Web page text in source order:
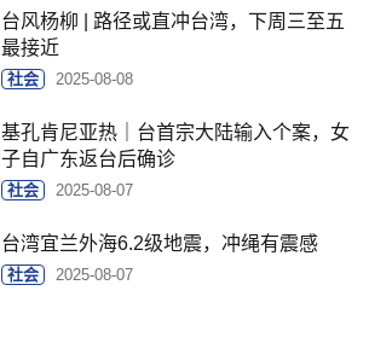
台风杨柳 | 路径或直冲台湾，下周三至五
最接近
社会 2025-08-08
基孔肯尼亚热｜台首宗大陆输入个案，女
子自广东返台后确诊
社会 2025-08-07
台湾宜兰外海6.2级地震，冲绳有震感
社会 2025-08-07